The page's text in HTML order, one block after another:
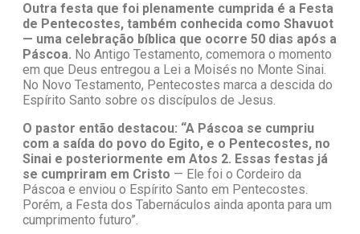
Outra festa que foi plenamente cumprida é a Festa
de Pentecostes, também conhecida como Shavuot
— uma celebração bíblica que ocorre 50 dias após a
Páscoa. No Antigo Testamento, comemora o momento
em que Deus entregou a Lei a Moisés no Monte Sinai.
No Novo Testamento, Pentecostes marca a descida do
Espírito Santo sobre os discípulos de Jesus.
O pastor então destacou: “A Páscoa se cumpriu
com a saída do povo do Egito, e o Pentecostes, no
Sinai e posteriormente em Atos 2. Essas festas já
se cumpriram em Cristo — Ele foi o Cordeiro da
Páscoa e enviou o Espírito Santo em Pentecostes.
Porém, a Festa dos Tabernáculos ainda aponta para um
cumprimento futuro”.